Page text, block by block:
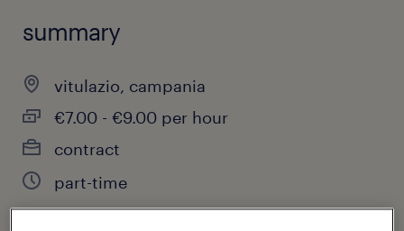
summary
vitulazio, campania
€7.00 - €9.00 per hour
contract
part-time